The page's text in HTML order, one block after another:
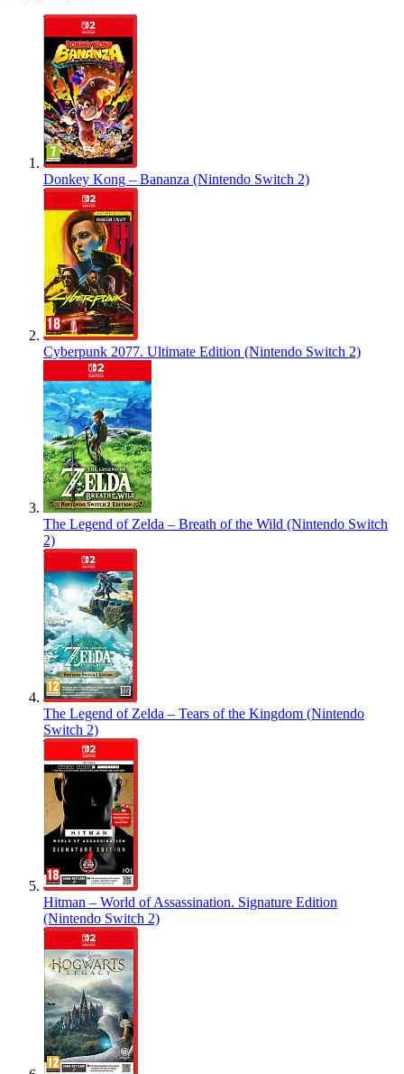
Donkey Kong – Bananza (Nintendo Switch 2)
Cyberpunk 2077. Ultimate Edition (Nintendo Switch 2)
The Legend of Zelda – Breath of the Wild (Nintendo Switch
2)
The Legend of Zelda – Tears of the Kingdom (Nintendo
Switch 2)
Hitman – World of Assassination. Signature Edition
(Nintendo Switch 2)